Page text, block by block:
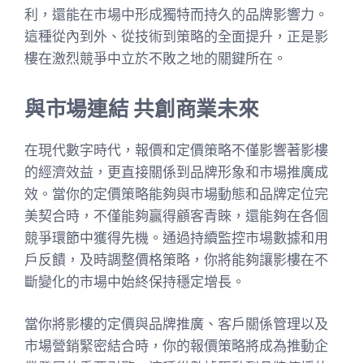
利，還能在市場中形成獨特而持久的品牌影響力。
這種從內到外、從技術到策略的全面提升，正是影
樓在激烈競爭中立於不敗之地的關鍵所在。
與市場連結 共創商業未來
在現代數字時代，報價和定價策略不僅影響著影樓
的經濟效益，更直接關係到品牌形象和市場推廣成
效。當你的定價策略能夠與市場動態和品牌定位完
美契合時，不僅能夠贏得顧客青睞，還能夠在各個
競爭環節中獲得先機。通過持續監控市場數據和用
戶反饋，及時調整價格策略，你將能夠讓影樓在不
斷變化的市場中始終保持穩定增長。
當你將影樓的定價與品牌推廣、客戶關係管理以及
市場營銷緊密結合時，你的報價策略將成為推動企